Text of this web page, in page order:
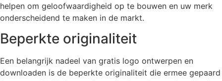
helpen om geloofwaardigheid op te bouwen en uw merk
onderscheidend te maken in de markt.
Beperkte originaliteit
Een belangrijk nadeel van gratis logo ontwerpen en
downloaden is de beperkte originaliteit die ermee gepaard